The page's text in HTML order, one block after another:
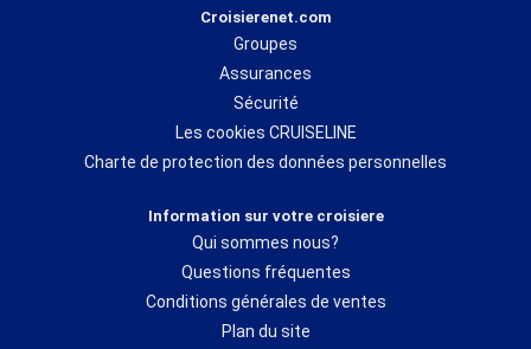
Croisierenet.com
Groupes
Assurances
Sécurité
Les cookies CRUISELINE
Charte de protection des données personnelles
Information sur votre croisiere
Qui sommes nous?
Questions fréquentes
Conditions générales de ventes
Plan du site